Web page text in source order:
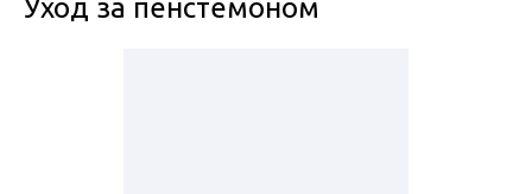
Уход за пенстемоном